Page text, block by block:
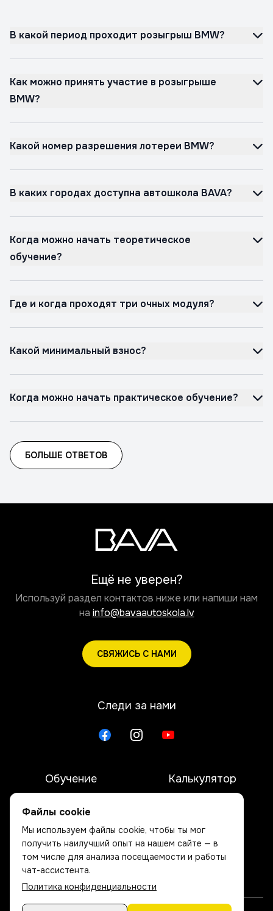
В какой период проходит розыгрыш BMW?
Как можно принять участие в розыгрыше
BMW?
Какой номер разрешения лотереи BMW?
В каких городах доступна автошкола BAVA?
Когда можно начать теоретическое
обучение?
Где и когда проходят три очных модуля?
Какой минимальный взнос?
Когда можно начать практическое обучение?
БОЛЬШЕ ОТВЕТОВ
Ещё не уверен?
Используй раздел контактов ниже или напиши нам
на info@bavaautoskola.lv
СВЯЖИСЬ С НАМИ
Следи за нами
Обучение
E-vide
Отзывы
О нас
Калькулятор
ЧЗВ
Контакты
Файлы cookie
Мы используем файлы cookie, чтобы ты мог
получить наилучший опыт на нашем сайте — в
том числе для анализа посещаемости и работы
чат-ассистента.
Политика конфиденциальности